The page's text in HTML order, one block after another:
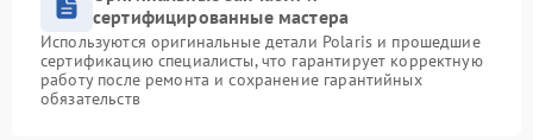
сертифицированные мастера
Используются оригинальные детали Polaris и прошедшие
сертификацию специалисты, что гарантирует корректную
работу после ремонта и сохранение гарантийных
обязательств